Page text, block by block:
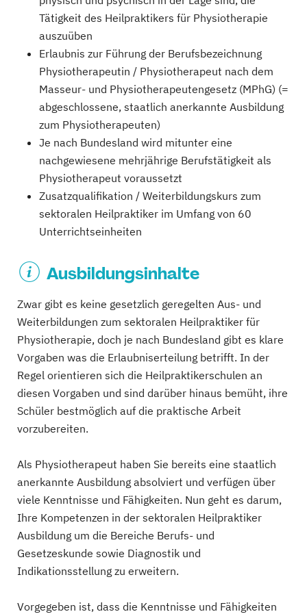
Tätigkeit des Heilpraktikers für Physiotherapie
auszuüben
Erlaubnis zur Führung der Berufsbezeichnung
Physiotherapeutin / Physiotherapeut nach dem
Masseur- und Physiotherapeutengesetz (MPhG) (=
abgeschlossene, staatlich anerkannte Ausbildung
zum Physiotherapeuten)
Je nach Bundesland wird mitunter eine
nachgewiesene mehrjährige Berufstätigkeit als
Physiotherapeut voraussetzt
Zusatzqualifikation / Weiterbildungskurs zum
sektoralen Heilpraktiker im Umfang von 60
Unterrichtseinheiten
Ausbildungsinhalte
Zwar gibt es keine gesetzlich geregelten Aus- und
Weiterbildungen zum sektoralen Heilpraktiker für
Physiotherapie, doch je nach Bundesland gibt es klare
Vorgaben was die Erlaubniserteilung betrifft. In der
Regel orientieren sich die Heilpraktikerschulen an
diesen Vorgaben und sind darüber hinaus bemüht, ihre
Schüler bestmöglich auf die praktische Arbeit
vorzubereiten.
Als Physiotherapeut haben Sie bereits eine staatlich
anerkannte Ausbildung absolviert und verfügen über
viele Kenntnisse und Fähigkeiten. Nun geht es darum,
Ihre Kompetenzen in der sektoralen Heilpraktiker
Ausbildung um die Bereiche Berufs- und
Gesetzeskunde sowie Diagnostik und
Indikationsstellung zu erweitern.
Vorgegeben ist, dass die Kenntnisse und Fähigkeiten